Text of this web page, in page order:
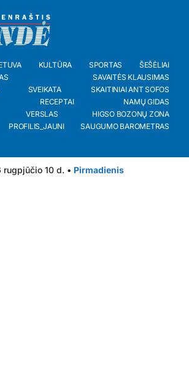
KULTŪRA SPORTAS
ŠEŠĖLIAI
SAVAITĖS KLAUSIMAS
SVEIKATA
SKAITINIAI ANT SOFOS
RECEPTAI
NAMŲ GIDAS
VERSLAS
HIGSO BOZONŲ ZONA
PROFILIS_JAUNI
SAUGUMO BAROMETRAS
rugpjūčio 10 d. • Pirmadienis